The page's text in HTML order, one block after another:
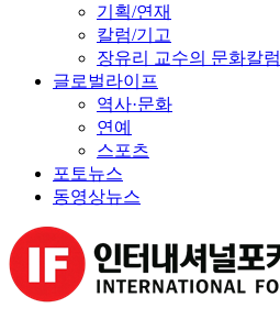
기획/연재
칼럼/기고
장유리 교수의 문화칼럼
글로벌라이프
역사·문화
연예
스포츠
포토뉴스
동영상뉴스